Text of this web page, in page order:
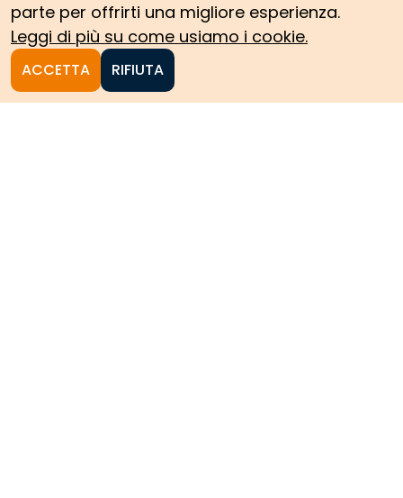
parte per offrirti una migliore esperienza.
Leggi di più su come usiamo i cookie.
ACCETTA RIFIUTA